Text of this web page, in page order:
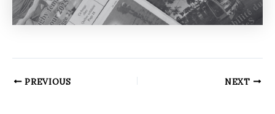
PREVIOUS NEXT